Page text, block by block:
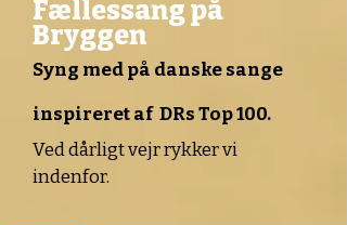
Fællessang på
Bryggen
Syng med på danske sange
inspireret af DRs Top 100.
Ved dårligt vejr rykker vi
indenfor.